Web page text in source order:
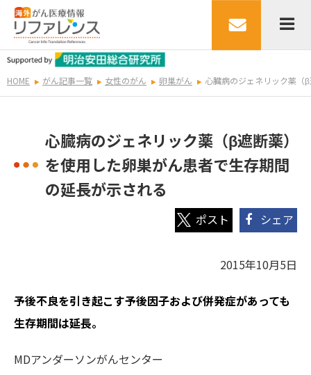
HOME がん記事一覧 女性のがん 卵巣がん 心臓病のジェネリック薬（
心臓病のジェネリック薬（β遮断薬）
を使用した卵巣がん患者で生存期間
の延長が示される
シェア
2015年10月5日
予後不良を引き起こす予後因子および併発症があっても
生存期間は延長。
MDアンダーソンがんセンター